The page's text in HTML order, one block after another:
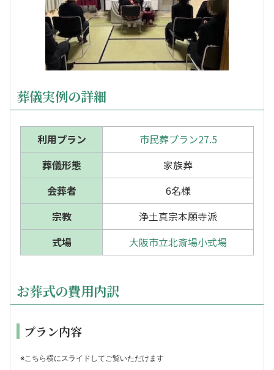
葬儀実例の詳細
利用プラン
市民葬プラン27.5
葬儀形態
家族葬
会葬者
6名様
宗教
浄土真宗本願寺派
式場
大阪市立北斎場小式場
お葬式の費用内訳
プラン内容
※こちら横にスライドしてご覧いただけます